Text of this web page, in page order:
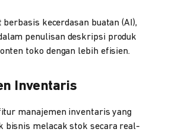
berbasis kecerdasan buatan (AI),
penulisan deskripsi produk
toko dengan lebih efisien.
Inventaris
manajemen inventaris yang
bisnis melacak stok secara real-